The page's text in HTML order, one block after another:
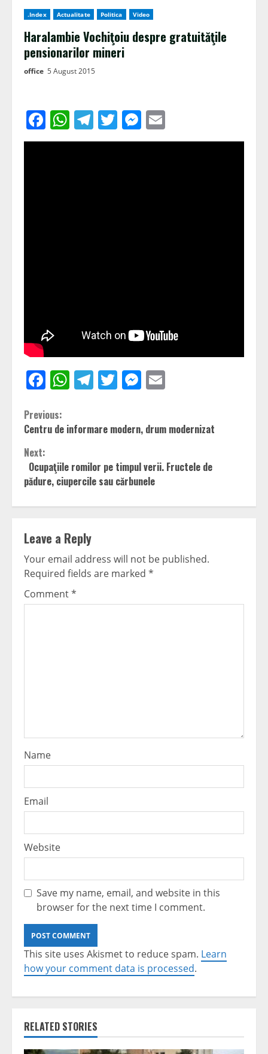
.Index Actualitate Politica Video
Haralambie Vochiţoiu despre gratuităţile
pensionarilor mineri
office 5 August 2015
Facebook
WhatsApp
Telegram
TwitterMessenger
Facebook
WhatsApp
Telegram
TwitterMessenger
Continue
Reading
Previous:
Centru de informare modern, drum modernizat
Next:
Ocupaţiile romilor pe timpul verii. Fructele de
pădure, ciupercile sau cărbunele
Leave a Reply
Your email address will not be published.
Required fields are marked *
Comment*
Name
Email
Website
Save my name, email, and website in this
browser for the next time I comment.
This site uses Akismet to reduce spam. Learn
how your comment data is processed.
RELATED STORIES